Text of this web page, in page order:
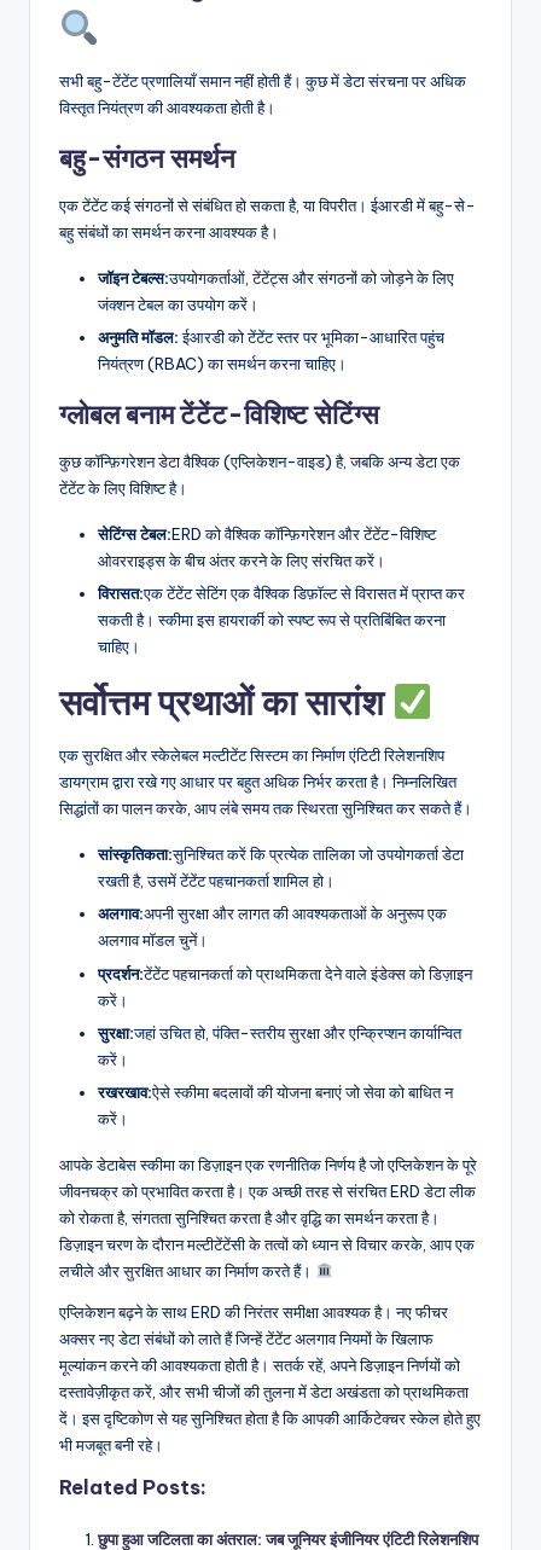
सभी बहु-टेंटेंट प्रणालियाँ समान नहीं होती हैं। कुछ में डेटा संरचना पर अधिक
विस्तृत नियंत्रण की आवश्यकता होती है।
बहु-संगठन समर्थन
एक टेंटेंट कई संगठनों से संबंधित हो सकता है, या विपरीत। ईआरडी में बहु-से-
बहु संबंधों का समर्थन करना आवश्यक है।
जॉइन टेबल्स:उपयोगकर्ताओं, टेंटेंट्स और संगठनों को जोड़ने के लिए
जंक्शन टेबल का उपयोग करें।
अनुमति मॉडल:ईआरडी को टेंटेंट स्तर पर भूमिका-आधारित पहुंच
नियंत्रण (RBAC) का समर्थन करना चाहिए।
ग्लोबल बनाम टेंटेंट-विशिष्ट सेटिंग्स
कुछ कॉन्फ़िगरेशन डेटा वैश्विक (एप्लिकेशन-वाइड) है, जबकि अन्य डेटा एक
टेंटेंट के लिए विशिष्ट है।
सेटिंग्स टेबल:ERD को वैश्विक कॉन्फ़िगरेशन और टेंटेंट-विशिष्ट
ओवरराइड्स के बीच अंतर करने के लिए संरचित करें।
विरासत:एक टेंटेंट सेटिंग एक वैश्विक डिफ़ॉल्ट से विरासत में प्राप्त कर
सकती है। स्कीमा इस हायरार्की को स्पष्ट रूप से प्रतिबिंबित करना
चाहिए।
सर्वोत्तम प्रथाओं का सारांश
एक सुरक्षित और स्केलेबल मल्टीटेंट सिस्टम का निर्माण एंटिटी रिलेशनशिप
डायग्राम द्वारा रखे गए आधार पर बहुत अधिक निर्भर करता है। निम्नलिखित
सिद्धांतों का पालन करके, आप लंबे समय तक स्थिरता सुनिश्चित कर सकते हैं।
सांस्कृतिकता:सुनिश्चित करें कि प्रत्येक तालिका जो उपयोगकर्ता डेटा
रखती है, उसमें टेंटेंट पहचानकर्ता शामिल हो।
अलगाव:अपनी सुरक्षा और लागत की आवश्यकताओं के अनुरूप एक
अलगाव मॉडल चुनें।
प्रदर्शन:टेंटेंट पहचानकर्ता को प्राथमिकता देने वाले इंडेक्स को डिज़ाइन
करें।
सुरक्षा:जहां उचित हो, पंक्ति-स्तरीय सुरक्षा और एन्क्रिप्शन कार्यान्वित
करें।
रखरखाव:ऐसे स्कीमा बदलावों की योजना बनाएं जो सेवा को बाधित न
करें।
आपके डेटाबेस स्कीमा का डिज़ाइन एक रणनीतिक निर्णय है जो एप्लिकेशन के पूरे
जीवनचक्र को प्रभावित करता है। एक अच्छी तरह से संरचित ERD डेटा लीक
को रोकता है, संगतता सुनिश्चित करता है और वृद्धि का समर्थन करता है।
डिज़ाइन चरण के दौरान मल्टीटेंटेंसी के तत्वों को ध्यान से विचार करके, आप एक
लचीले और सुरक्षित आधार का निर्माण करते हैं।
एप्लिकेशन बढ़ने के साथ ERD की निरंतर समीक्षा आवश्यक है। नए फीचर
अक्सर नए डेटा संबंधों को लाते हैं जिन्हें टेंटेंट अलगाव नियमों के खिलाफ
मूल्यांकन करने की आवश्यकता होती है। सतर्क रहें, अपने डिज़ाइन निर्णयों को
दस्तावेज़ीकृत करें, और सभी चीजों की तुलना में डेटा अखंडता को प्राथमिकता
दें। इस दृष्टिकोण से यह सुनिश्चित होता है कि आपकी आर्किटेक्चर स्केल होते हुए
भी मजबूत बनी रहे।
Related Posts:
छुपा हुआ जटिलता का अंतराल: जब जूनियर इंजीनियर एंटिटी रिलेशनशिप